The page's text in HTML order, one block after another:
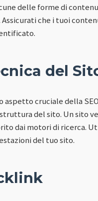
delle forme di
che i tuoi
del
cruciale della
del sito. Un sito
dai motori di ricerca.
del tuo sito.